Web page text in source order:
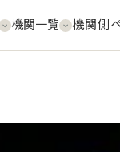
機関一覧 機関側